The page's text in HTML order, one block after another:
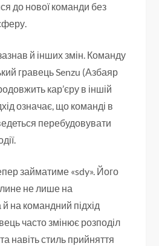
до нової команди без
й інших змін. Команду
гравець Senzu (Азбаяр
кар’єру в іншій
означає, що команді в
перебудовувати
займатиме «sdy». Його
не лише на
й на командний підхід
часто змінює розподіл
навіть стиль прийняття